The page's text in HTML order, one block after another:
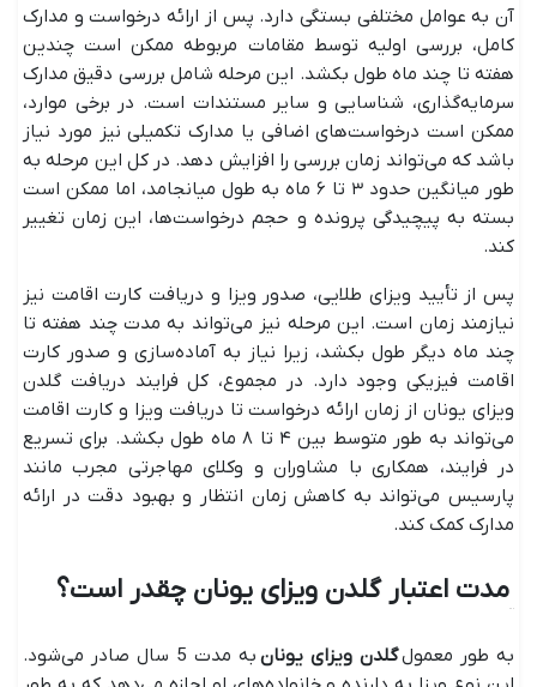
آن به عوامل مختلفی بستگی دارد. پس از ارائه درخواست و مدارک
کامل، بررسی اولیه توسط مقامات مربوطه ممکن است چندین
هفته تا چند ماه طول بکشد. این مرحله شامل بررسی دقیق مدارک
سرمایه‌گذاری، شناسایی و سایر مستندات است. در برخی موارد،
ممکن است درخواست‌های اضافی یا مدارک تکمیلی نیز مورد نیاز
باشد که می‌تواند زمان بررسی را افزایش دهد. در کل این مرحله به
طور میانگین حدود ۳ تا ۶ ماه به طول میانجامد، اما ممکن است
بسته به پیچیدگی پرونده و حجم درخواست‌ها، این زمان تغییر
کند.
پس از تأیید ویزای طلایی، صدور ویزا و دریافت کارت اقامت نیز
نیازمند زمان است. این مرحله نیز می‌تواند به مدت چند هفته تا
چند ماه دیگر طول بکشد، زیرا نیاز به آماده‌سازی و صدور کارت
اقامت فیزیکی وجود دارد. در مجموع، کل فرایند دریافت گلدن
ویزای یونان از زمان ارائه درخواست تا دریافت ویزا و کارت اقامت
می‌تواند به طور متوسط بین ۴ تا ۸ ماه طول بکشد. برای تسریع
در فرایند، همکاری با مشاوران و وکلای مهاجرتی مجرب مانند
پارسیس می‌تواند به کاهش زمان انتظار و بهبود دقت در ارائه
مدارک کمک کند.
مدت اعتبار گلدن ویزای یونان چقدر است؟
به طور معمولگلدن ویزای یونان
به مدت 5 سال صادر می‌شود.